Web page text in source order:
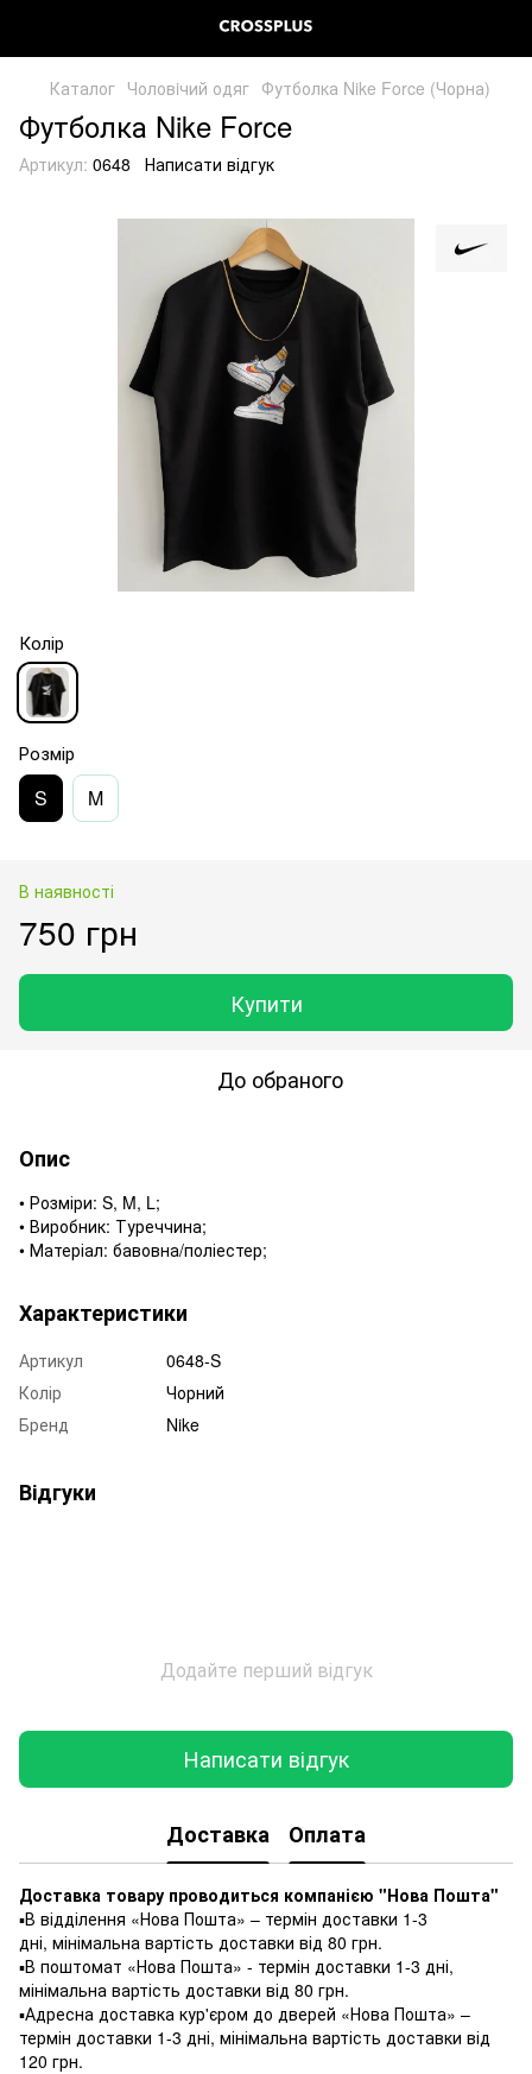
Каталог Чоловiчий одяг Футболка Nike Force (Чорна)
Футболка Nike Force
Артикул: 0648 Написати відгук
Колір
Розмір
S M
В наявності
750 грн
Купити
До обраного
Опис
• Розміри: S, M, L;
• Виробник: Туреччина;
• Матеріал: бавовна/поліестер;
Характеристики
Артикул
0648-S
Колір
Чорний
Бренд
Nike
Відгуки
Додайте перший відгук
Написати відгук
Доставка Оплата
Доставка товару проводиться компанією "Нова Пошта"
▪️В відділення «Нова Пошта» – термін доставки 1-3
дні, мінімальна вартість доставки від 80 грн.
▪️В поштомат «Нова Пошта» - термін доставки 1-3 дні,
мінімальна вартість доставки від 80 грн.
▪️Адресна доставка кур'єром до дверей «Нова Пошта» –
термін доставки 1-3 дні, мінімальна вартість доставки від
120 грн.